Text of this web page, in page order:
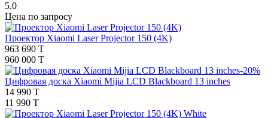
5.0
Цена по запросу
Проектор Xiaomi Laser Projector 150 (4K)
963 690 T
960 000 T
-20%
Цифровая доска Xiaomi Mijia LCD Blackboard 13 inches
14 990 T
11 990 T